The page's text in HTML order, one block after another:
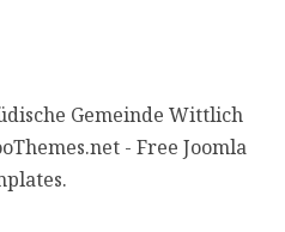
Gemeinde Wittlich
- Free Joomla
.